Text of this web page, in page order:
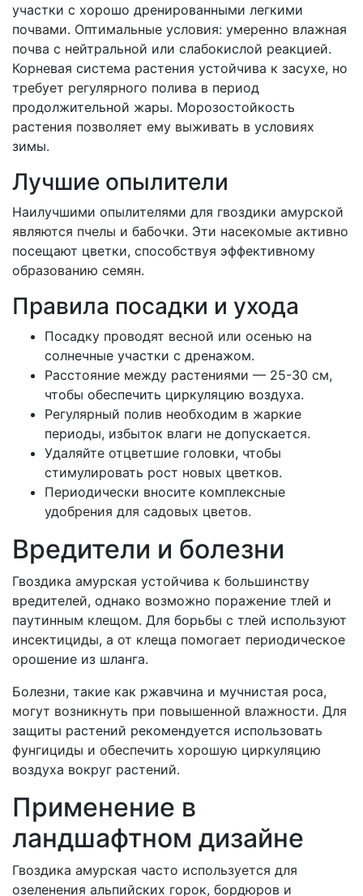
участки с хорошо дренированными легкими
почвами. Оптимальные условия: умеренно влажная
почва с нейтральной или слабокислой реакцией.
Корневая система растения устойчива к засухе, но
требует регулярного полива в период
продолжительной жары. Морозостойкость
растения позволяет ему выживать в условиях
зимы.
Лучшие опылители
Наилучшими опылителями для гвоздики амурской
являются пчелы и бабочки. Эти насекомые активно
посещают цветки, способствуя эффективному
образованию семян.
Правила посадки и ухода
Посадку проводят весной или осенью на
солнечные участки с дренажом.
Расстояние между растениями — 25-30 см,
чтобы обеспечить циркуляцию воздуха.
Регулярный полив необходим в жаркие
периоды, избыток влаги не допускается.
Удаляйте отцветшие головки, чтобы
стимулировать рост новых цветков.
Периодически вносите комплексные
удобрения для садовых цветов.
Вредители и болезни
Гвоздика амурская устойчива к большинству
вредителей, однако возможно поражение тлей и
паутинным клещом. Для борьбы с тлей используют
инсектициды, а от клеща помогает периодическое
орошение из шланга.
Болезни, такие как ржавчина и мучнистая роса,
могут возникнуть при повышенной влажности. Для
защиты растений рекомендуется использовать
фунгициды и обеспечить хорошую циркуляцию
воздуха вокруг растений.
Применение в
ландшафтном дизайне
Гвоздика амурская часто используется для
озеленения альпийских горок, бордюров и